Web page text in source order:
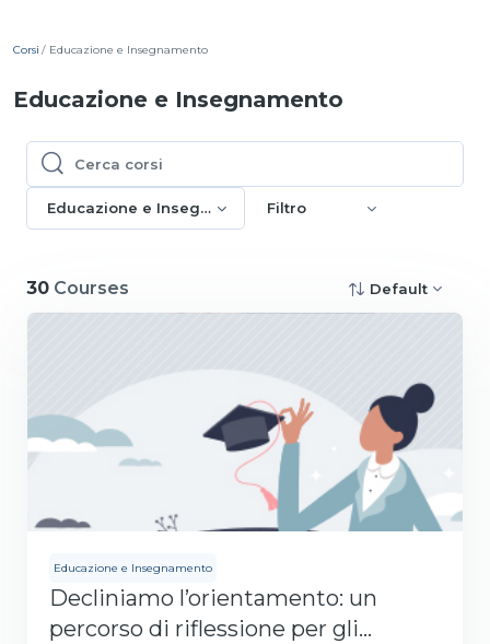
Corsi Educazione e Insegnamento
Educazione e Insegnamento
Cerca corsi
Cerca corsi
Educazione e InsegnamentoFiltro
30 Courses Default
Educazione e Insegnamento
Decliniamo l’orientamento: un
percorso di riflessione per gli